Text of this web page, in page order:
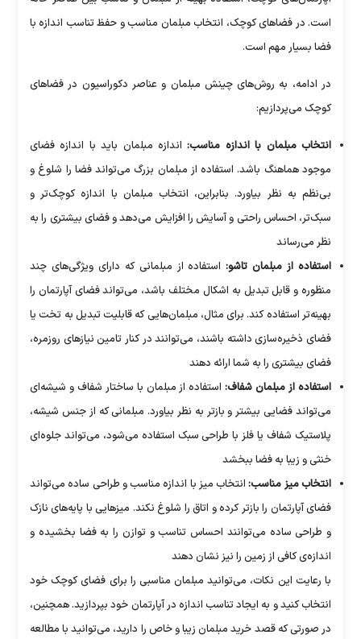
است. در فضا‌های کوچک، انتخاب مبلمان مناسب و حفظ تناسب اندازه با
فضا بسیار مهم است.
در ادامه، به روش‌های چینش مبلمان و عناصر دکوراسیون در فضا‌های
کوچک می‌پردازیم:
انتخاب مبلمان با اندازه مناسب: اندازه مبلمان باید با اندازه فضای
موجود هماهنگ باشد. استفاده از مبلمان بزرگ می‌تواند فضا را شلوغ و
بی‌نظم به نظر بیاورد. بنابراین، انتخاب مبلمان با اندازه کوچک‌تر و
سبک‌تر، احساس راحتی و آسایش را افزایش می‌دهد و فضای بیشتری را به
نظر می‌رساند
استفاده از مبلمان تاشو:استفاده از مبلمانی که دارای ویژگی‌های چند
منظوره و قابل تبدیل به اشکال مختلف باشد، می‌تواند فضای آپارتمان را
بهینه‌تر استفاده کند. برای مثال، مبلمان‌هایی که قابلیت تبدیل به تخت یا
فضای ذخیره‌سازی داشته باشند، می‌توانند در کنار تامین نیاز‌های روزمره،
فضای بیشتری را به شما ارائه دهند
استفاده از مبلمان شفاف:استفاده از مبلمان با ساختار شفاف و شیشه‌ای
می‌تواند فضایی بیشتر و بازتر به نظر بیاورد. مبلمانی که از جنس شیشه،
پلاستیک شفاف یا فلز با طراحی سبک استفاده می‌شود، می‌تواند جلوه‌ای
خنثی و زیبا به فضا ببخشد
انتخاب میز مناسب: انتخاب میز با اندازه مناسب و طراحی ساده می‌تواند
فضای آپارتمان را بازتر کرده و اتاق را شلوغ نکند. میز‌هایی با پایه‌های نازک
و طراحی ساده می‌توانند احساس تناسب و توازن را به فضا بخشیده و
اندازه‌ی کافی از زمین را نیز نشان دهند
با رعایت این نکات، می‌توانید مبلمان مناسبی را برای فضای کوچک خود
انتخاب کنید و به ایجاد تناسب اندازه در آپارتمان خود بپردازید. همچنین،
در صورتی که قصد خرید مبلمان زیبا و خاص را دارید، می‌توانید با مطالعه